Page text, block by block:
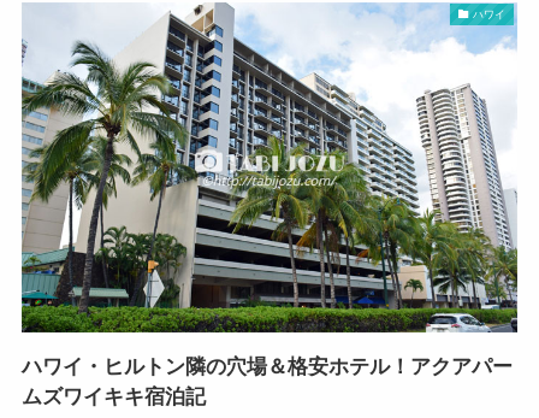
ハワイ
ハワイ・ヒルトン隣の穴場＆格安ホテル！アクアパー
ムズワイキキ宿泊記